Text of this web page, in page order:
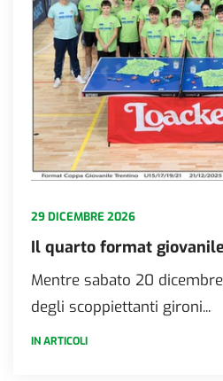
29 DICEMBRE 2026
Il quarto format
Mentre sabato 20
degli scoppiettanti gironi...
IN ARTICOLI